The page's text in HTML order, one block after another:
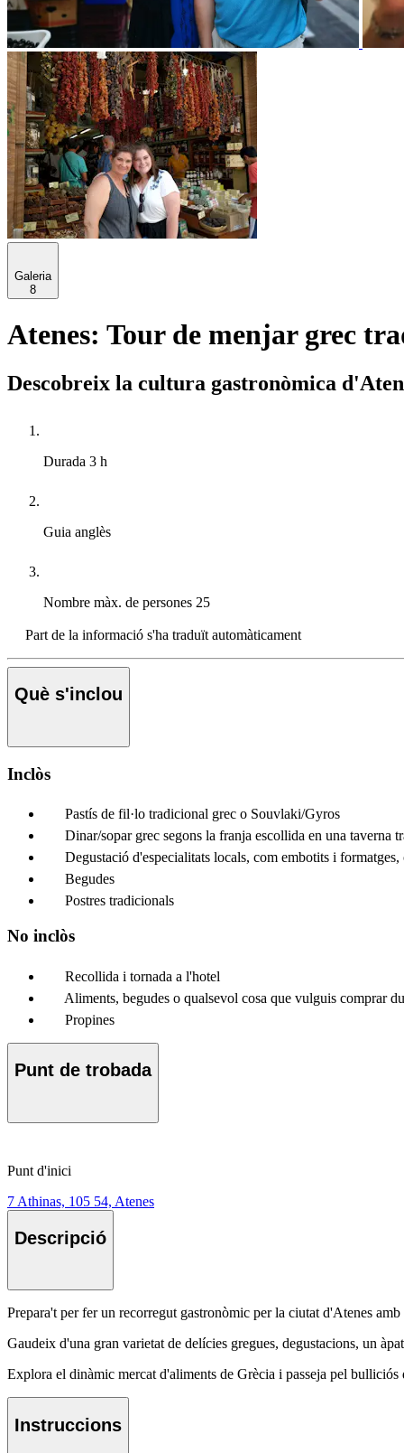
Galeria
8
Atenes: Tour de menjar grec
Descobreix la cultura gastronòmica
Durada 3 h
Guia anglès
Nombre màx. de persones 25
Part de la informació s'ha traduït automàticament
Què s'inclou
Inclòs
Pastís de fil·lo tradicional grec o Souvlaki/Gyros
Dinar/sopar grec segons la franja escollida en una taverna
Degustació d'especialitats locals, com embotits i
Begudes
Postres tradicionals
No inclòs
Recollida i tornada a l'hotel
Aliments, begudes o qualsevol cosa que vulguis comprar
Propines
Punt de trobada
Punt d'inici
7 Athinas, 105 54, Atenes
Descripció
Prepara't per fer un recorregut gastronòmic per la ciutat d'Atenes
Gaudeix d'una gran varietat de delícies gregues, degustacions, un
Explora el dinàmic mercat d'aliments de Grècia i passeja pel
Instruccions